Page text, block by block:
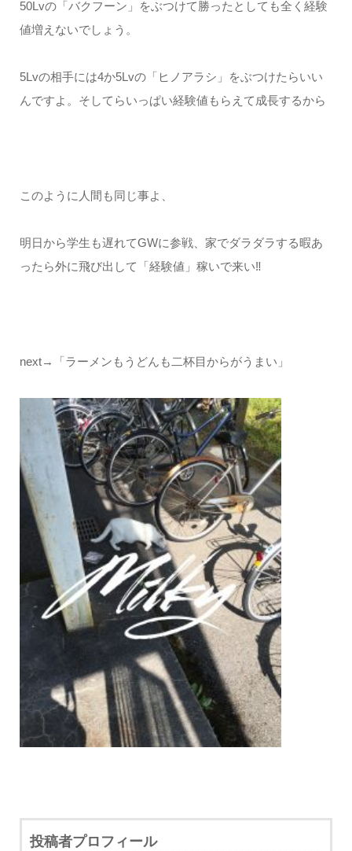
50Lvの「バクフーン」をぶつけて勝ったとしても全く経験
値増えないでしょう。
5Lvの相手には4か5Lvの「ヒノアラシ」をぶつけたらいい
んですよ。そしてらいっぱい経験値もらえて成長するから
このように人間も同じ事よ、
明日から学生も遅れてGWに参戦、家でダラダラする暇あ
ったら外に飛び出して「経験値」稼いで来い‼︎
next→「ラーメンもうどんも二杯目からがうまい」
投稿者プロフィール